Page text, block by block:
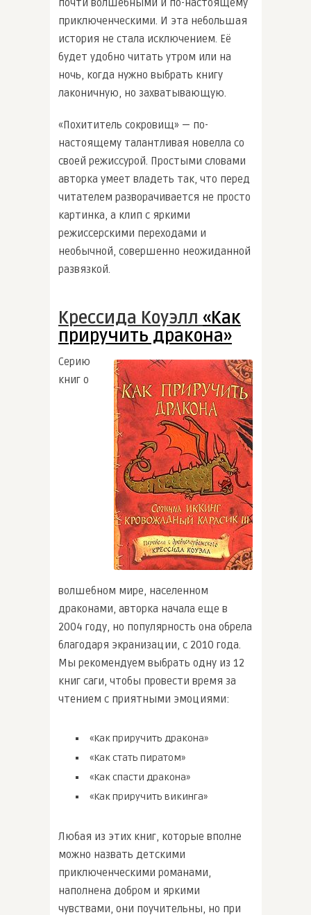
приключенческими. И эта небольшая
история не стала исключением. Её
будет удобно читать утром или на
ночь, когда нужно выбрать книгу
лаконичную, но захватывающую.
«Похититель сокровищ» — по-
настоящему талантливая новелла со
своей режиссурой. Простыми словами
авторка умеет владеть так, что перед
читателем разворачивается не просто
картинка, а клип с яркими
режиссерскими переходами и
необычной, совершенно неожиданной
развязкой.
Крессида Коуэлл «Как
приручить дракона»
Серию
книг о
волшебном мире, населенном
драконами, авторка начала еще в
2004 году, но популярность она обрела
благодаря экранизации, с 2010 года.
Мы рекомендуем выбрать одну из 12
книг саги, чтобы провести время за
чтением с приятными эмоциями:
«Как приручить дракона»
«Как стать пиратом»
«Как спасти дракона»
«Как приручить викинга»
Любая из этих книг, которые вполне
можно назвать детскими
приключенческими романами,
наполнена добром и яркими
чувствами, они поучительны, но при